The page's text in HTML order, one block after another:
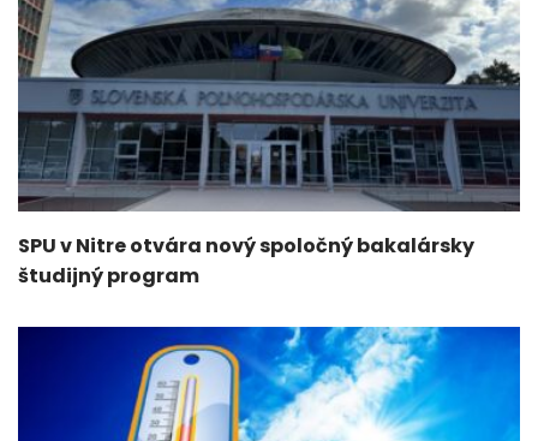
SPU v Nitre otvára nový spoločný bakalársky
študijný program